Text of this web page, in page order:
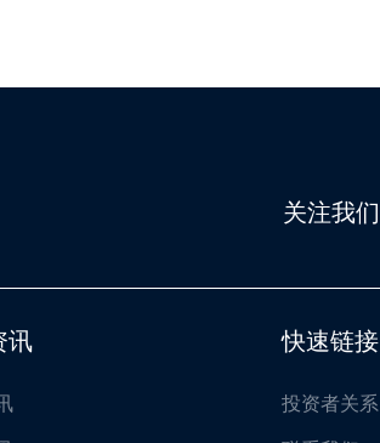
关注我们
讯 快速链接
投资者关系